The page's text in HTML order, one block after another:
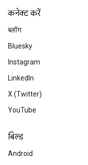
कनेक्ट करें
ब्लॉग
Bluesky
Instagram
LinkedIn
X (Twitter)
YouTube
बिल्ड
Android